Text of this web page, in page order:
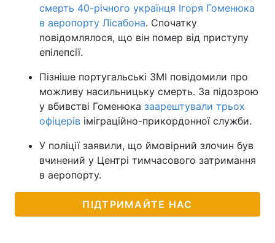
смерть 40-річного українця Ігоря Гоменюка
в аеропорту Лісабона. Спочатку
повідомлялося, що він помер від приступу
епілепсії.
Пізніше португальські ЗМІ повідомили про
можливу насильницьку смерть. За підозрою
у вбивстві Гоменюка заарештували трьох
офіцерів іміграційно-прикордонної служби.
У поліції заявили, що ймовірний злочин був
вчинений у Центрі тимчасового затримання
в аеропорту.
ПІДТРИМАЙТЕ НАС